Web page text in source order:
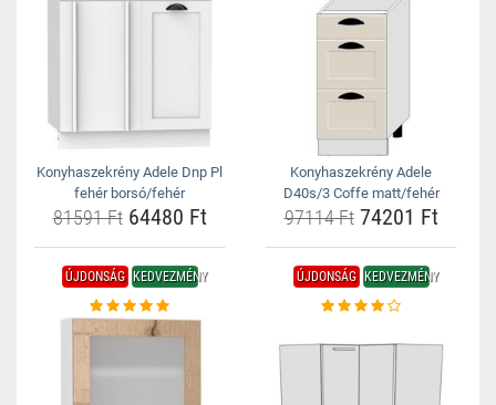
Konyhaszekrény Adele Dnp Pl
fehér borsó/fehér
81591 Ft64480 Ft
Konyhaszekrény Adele
D40s/3 Coffe matt/fehér
97114 Ft74201 Ft
ÚJDONSÁG KEDVEZMÉNY ÚJDONSÁG KEDVEZMÉNY